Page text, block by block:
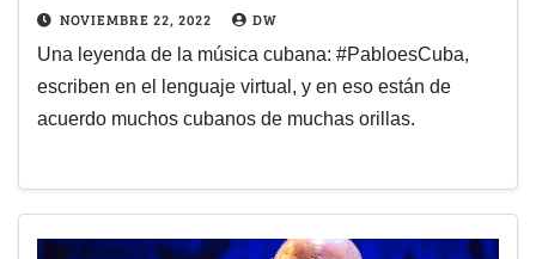
NOVIEMBRE 22, 2022 DW
Una leyenda de la música cubana: #PabloesCuba,
escriben en el lenguaje virtual, y en eso están de
acuerdo muchos cubanos de muchas orillas.